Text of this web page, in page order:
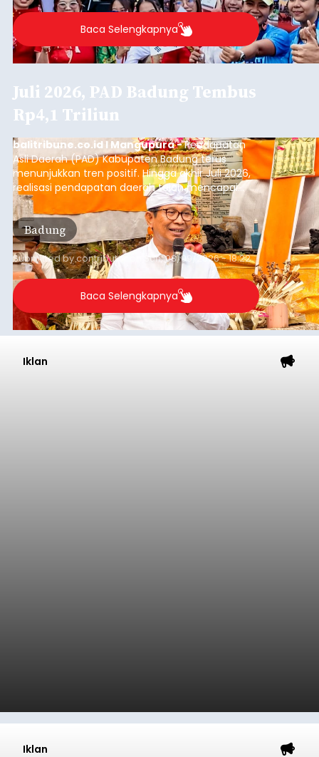
Baca Selengkapnya
Juli 2026, PAD Badung Tembus
Rp4,1 Triliun
balitribune.co.id I Mangupura -Pendapatan
Asli Daerah (PAD) Kabupaten Badung terus
menunjukkan tren positif. Hingga akhir Juli 2026,
realisasi pendapatan daerah telah mencapai
Rp4,1 triliun atau rata-rata sekitar Rp730 miliar
per bulan, meningkat signifikan dibandingkan
rata-rata penerimaan sebelumnya yang berkisar
Rp350 miliar hingga Rp400 miliar per bulan.
Badung
Submitted bycontributor Sun, 08/09/2026 - 18:22
Baca Selengkapnya
Iklan
Iklan